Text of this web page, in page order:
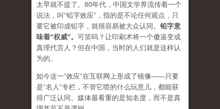
太早就不提了。80年代，中国文学界流传着一个
说法，叫“铅字效应”，指的是不论任何观点，只
要它被印成铅字，就很容易被大众认同。 铅字意
味着“权威”。 可笑吗？让印刷术将一个傻逼变成
真理代言人？但在中国，当时的人们就是这样认
为的。
如今这一“效应”在互联网上形成了镜像——只要
是“名人”专栏，不管它喷的什么玩意儿，都能获
得广泛认同。媒体最看重的是知名度，而不是真